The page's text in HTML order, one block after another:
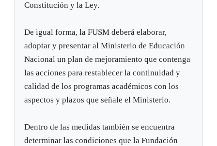
Constitución y la Ley.
De igual forma, la FUSM deberá elaborar,
adoptar y presentar al Ministerio de Educación
Nacional un plan de mejoramiento que contenga
las acciones para restablecer la continuidad y
calidad de los programas académicos con los
aspectos y plazos que señale el Ministerio.
Dentro de las medidas también se encuentra
determinar las condiciones que la Fundación